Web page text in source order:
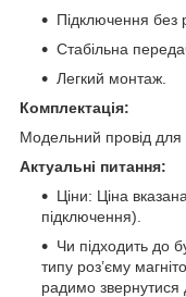
Підключення без
Стабільна
Легкий монтаж.
Комплектація:
Модельний провід для
Актуальні питання:
Ціни: Ціна
підключення).
Чи підходить до
типу роз’єму
радимо